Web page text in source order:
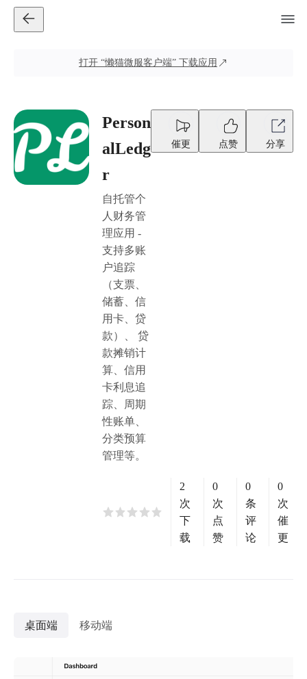
打开 “懒猫微服客户端” 下载应用
Person
alLedg
r
自托管个
人财务管
理应用 -
支持多账
户追踪
（支票、
储蓄、信
用卡、贷
款）、 贷
款摊销计
算、信用
卡利息追
踪、周期
性账单、
分类预算
管理等。
催更 点赞 分享
2
次
下
载
0
次
点
赞
0
条
评
论
0
次
催
更
桌面端 移动端